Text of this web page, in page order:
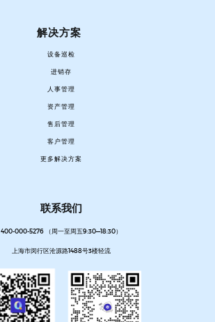
解决方案
设备巡检
进销存
人事管理
资产管理
售后管理
客户管理
更多解决方案
联系我们
400-000-5276 （周一至周五9:30—18:30）
上海市闵行区沧源路1488号3楼轻流